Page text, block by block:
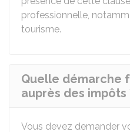
professionnelle,
tourisme.
Quelle démarche
auprès des impôts
Vous devez demander